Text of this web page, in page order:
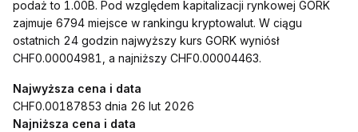
podaż to 1.00B. Pod względem kapitalizacji rynkowej GORK
zajmuje 6794 miejsce w rankingu kryptowalut. W ciągu
ostatnich 24 godzin najwyższy kurs GORK wyniósł
CHF0.00004981, a najniższy CHF0.00004463.
Najwyższa cena i data
CHF0.00187853 dnia 26 lut 2026
Najniższa cena i data